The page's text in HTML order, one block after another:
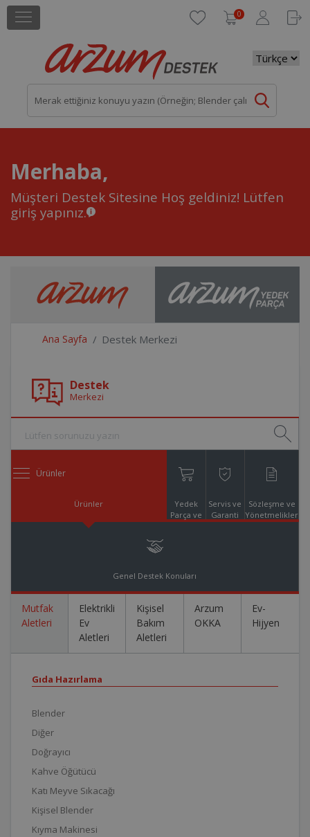
0
Merhaba,
Müşteri Destek Sitesine Hoş geldiniz! Lütfen
giriş yapınız.
Ana Sayfa Destek Merkezi
Destek
Merkezi
Ürünler
Ürünler
Yedek
Parça ve
Servis ve
Garanti
Sözleşme ve
Yönetmelikler
Genel Destek Konuları
Mutfak
Aletleri
Elektrikli
Ev
Aletleri
Kişisel
Bakım
Aletleri
Arzum
OKKA
Ev-
Hijyen
Gıda Hazırlama
Blender
Diğer
Doğrayıcı
Kahve Öğütücü
Katı Meyve Sıkacağı
Kişisel Blender
Kıyma Makinesi